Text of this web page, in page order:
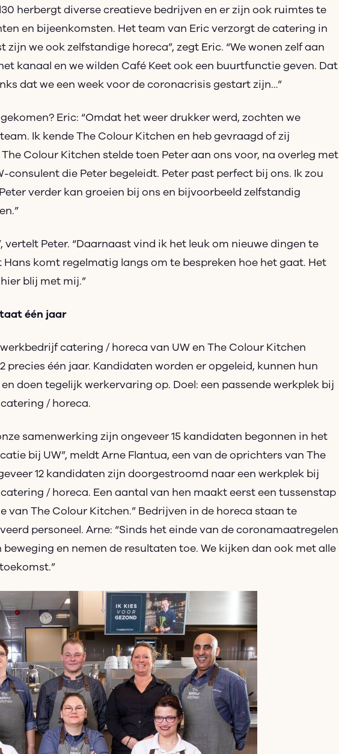
herbergt diverse creatieve bedrijven en er zijn ook ruimtes te
en bijeenkomsten. Het team van Eric verzorgt de catering in
zijn we ook zelfstandige horeca”, zegt Eric. “We wonen zelf aan
kanaal en we wilden Café Keet ook een buurtfunctie geven. Dat
dat we een week voor de coronacrisis gestart zijn…”
Eric: “Omdat het weer drukker werd, zochten we
Ik kende The Colour Kitchen en heb gevraagd of zij
Colour Kitchen stelde toen Peter aan ons voor, na overleg met
consulent die Peter begeleidt. Peter past perfect bij ons. Ik zou
verder kan groeien bij ons en bijvoorbeeld zelfstandig
vertelt Peter. “Daarnaast vind ik het leuk om nieuwe dingen te
Hans komt regelmatig langs om te bespreken hoe het gaat. Het
blij met mij.”
één jaar
catering / horeca van UW en The Colour Kitchen
precies één jaar. Kandidaten worden er opgeleid, kunnen hun
doen tegelijk werkervaring op. Doel: een passende werkplek bij
/ horeca.
samenwerking zijn ongeveer 15 kandidaten begonnen in het
bij UW”, meldt Arne Flantua, een van de oprichters van The
12 kandidaten zijn doorgestroomd naar een werkplek bij
/ horeca. Een aantal van hen maakt eerst een tussenstap
van The Colour Kitchen.” Bedrijven in de horeca staan te
personeel. Arne: “Sinds het einde van de coronamaatregelen
en nemen de resultaten toe. We kijken dan ook met alle